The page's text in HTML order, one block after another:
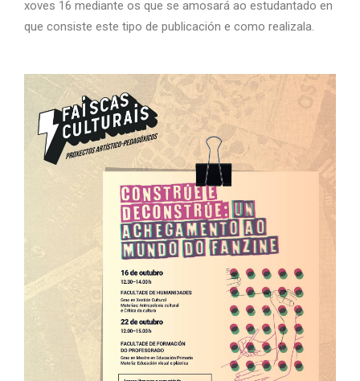
xoves 16 mediante os que se amosará ao estudantado en
que consiste este tipo de publicación e como realizala.